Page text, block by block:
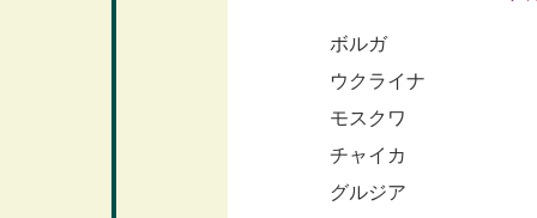
ボルガ
ウクライナ
モスクワ
チャイカ
グルジア